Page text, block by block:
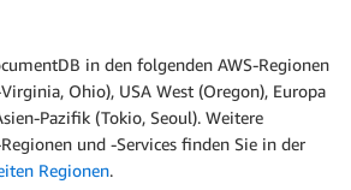
in den folgenden AWS-Regionen
Ohio), USA West (Oregon), Europa
Pazifik (Tokio, Seoul). Weitere
und -Services finden Sie in der
Regionen.